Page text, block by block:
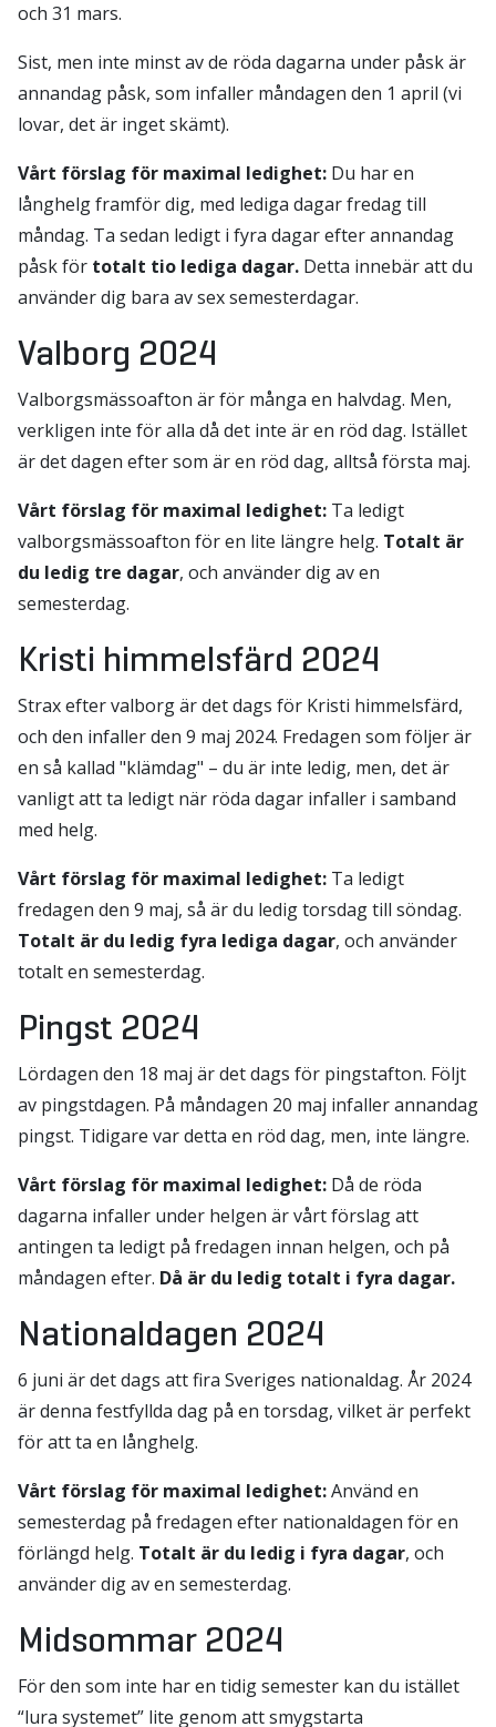
och 31 mars.
Sist, men inte minst av de röda dagarna under påsk är
annandag påsk, som infaller måndagen den 1 april (vi
lovar, det är inget skämt).
Vårt förslag för maximal ledighet: Du har en
långhelg framför dig, med lediga dagar fredag till
måndag. Ta sedan ledigt i fyra dagar efter annandag
påsk för totalt tio lediga dagar. Detta innebär att du
använder dig bara av sex semesterdagar.
Valborg 2024
Valborgsmässoafton är för många en halvdag. Men,
verkligen inte för alla då det inte är en röd dag. Istället
är det dagen efter som är en röd dag, alltså första maj.
Vårt förslag för maximal ledighet: Ta ledigt
valborgsmässoafton för en lite längre helg. Totalt är
du ledig tre dagar, och använder dig av en
semesterdag.
Kristi himmelsfärd 2024
Strax efter valborg är det dags för Kristi himmelsfärd,
och den infaller den 9 maj 2024. Fredagen som följer är
en så kallad "klämdag" – du är inte ledig, men, det är
vanligt att ta ledigt när röda dagar infaller i samband
med helg.
Vårt förslag för maximal ledighet: Ta ledigt
fredagen den 9 maj, så är du ledig torsdag till söndag.
Totalt är du ledig fyra lediga dagar, och använder
totalt en semesterdag.
Pingst 2024
Lördagen den 18 maj är det dags för pingstafton. Följt
av pingstdagen. På måndagen 20 maj infaller annandag
pingst. Tidigare var detta en röd dag, men, inte längre.
Vårt förslag för maximal ledighet: Då de röda
dagarna infaller under helgen är vårt förslag att
antingen ta ledigt på fredagen innan helgen, och på
måndagen efter. Då är du ledig totalt i fyra dagar.
Nationaldagen 2024
6 juni är det dags att fira Sveriges nationaldag. År 2024
är denna festfyllda dag på en torsdag, vilket är perfekt
för att ta en långhelg.
Vårt förslag för maximal ledighet:Använd en
semesterdag på fredagen efter nationaldagen för en
förlängd helg. Totalt är du ledig i fyra dagar, och
använder dig av en semesterdag.
Midsommar 2024
För den som inte har en tidig semester kan du istället
“lura systemet” lite genom att smygstarta